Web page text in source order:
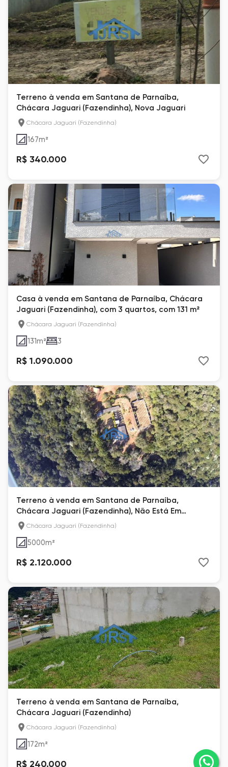
Terreno à venda em Santana de Parnaíba,
Chácara Jaguari (Fazendinha), Nova Jaguari
Chácara Jaguari (Fazendinha)
167m²
R$ 340.000
Casa à venda em Santana de Parnaíba, Chácara
Jaguari (Fazendinha), com 3 quartos, com 131 m²
Chácara Jaguari (Fazendinha)
131m² 3
R$ 1.090.000
Terreno à venda em Santana de Parnaíba,
Chácara Jaguari (Fazendinha), Não Está Em
Condomínio
Chácara Jaguari (Fazendinha)
5000m²
R$ 2.120.000
Terreno à venda em Santana de Parnaíba,
Chácara Jaguari (Fazendinha)
Chácara Jaguari (Fazendinha)
172m²
R$ 240.000